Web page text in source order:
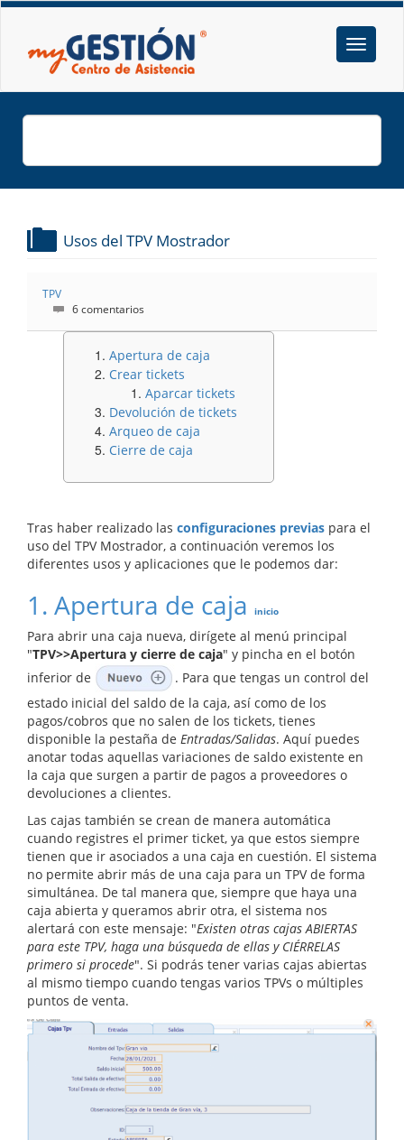
Usos del TPV Mostrador
TPV
6 comentarios
Apertura de caja
Crear tickets
Aparcar tickets
Devolución de tickets
Arqueo de caja
Cierre de caja
Tras haber realizado las configuraciones previas para el
uso del TPV Mostrador, a continuación veremos los
diferentes usos y aplicaciones que le podemos dar:
1. Apertura de caja inicio
Para abrir una caja nueva, dirígete al menú principal
"TPV>>Apertura y cierre de caja" y pincha en el botón
inferior de
. Para que tengas un control del
estado inicial del saldo de la caja, así como de los
pagos/cobros que no salen de los tickets, tienes
disponible la pestaña de Entradas/Salidas. Aquí puedes
anotar todas aquellas variaciones de saldo existente en
la caja que surgen a partir de pagos a proveedores o
devoluciones a clientes.
Las cajas también se crean de manera automática
cuando registres el primer ticket, ya que estos siempre
tienen que ir asociados a una caja en cuestión. El sistema
no permite abrir más de una caja para un TPV de forma
simultánea. De tal manera que, siempre que haya una
caja abierta y queramos abrir otra, el sistema nos
alertará con este mensaje: "Existen otras cajas ABIERTAS
para este TPV, haga una búsqueda de ellas y CIÉRRELAS
primero si procede". Si podrás tener varias cajas abiertas
al mismo tiempo cuando tengas varios TPVs o múltiples
puntos de venta.